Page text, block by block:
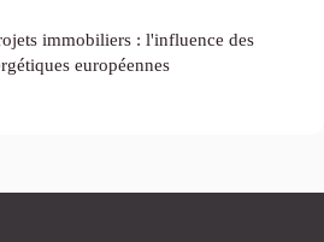
immobiliers : l'influence des
européennes